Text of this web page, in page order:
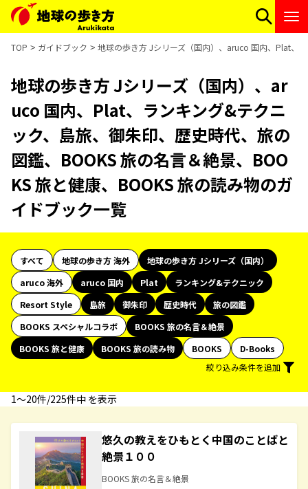
TOP ガイドブック 地球の歩き方 Jシリーズ（国内）、aruco 国内、Plat、
地球の歩き方 Jシリーズ（国内）、ar
uco 国内、Plat、ランキング&テクニ
ック、島旅、御朱印、歴史時代、旅の
図鑑、BOOKS 旅の名言＆絶景、BOO
KS 旅と健康、BOOKS 旅の読み物のガ
イドブック一覧
すべて 地球の歩き方 海外
地球の歩き方 Jシリーズ（国内）
aruco 海外
aruco 国内 Plat
ランキング&テクニック
Resort Style
島旅 御朱印 歴史時代
旅の図鑑
BOOKS スペシャルコラボ
BOOKS 旅の名言＆絶景
BOOKS 旅と健康
BOOKS 旅の読み物 BOOKS
D-Books
絞り込み条件を追加
1〜20件/225件中 を表示
悠久の教えをひもとく中国のことばと
絶景１００
BOOKS 旅の名言＆絶景